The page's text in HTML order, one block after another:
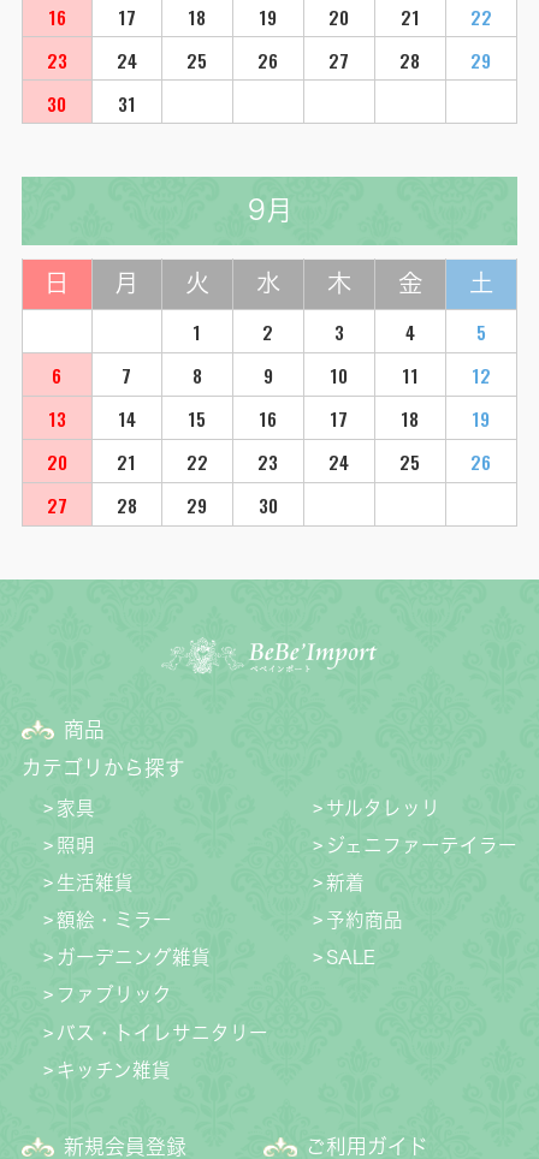
16
17 18 19 20 21
22
23
24 25 26 27 28
29
30
31
9月
日 月 火 水 木 金 土
1 2 3 4
5
6
7 8 9 10 11
12
13
14 15 16 17 18
19
20
21 22 23 24 25
26
27
28 29 30
商品
カテゴリから探す
家具
照明
生活雑貨
額絵・ミラー
ガーデニング雑貨
ファブリック
バス・トイレサニタリー
キッチン雑貨
サルタレッリ
ジェニファーテイラー
新着
予約商品
SALE
新規会員登録 ご利用ガイド